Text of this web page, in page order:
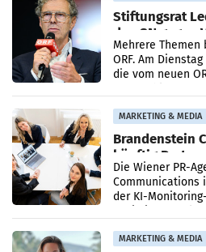
Stiftungsrat
den SN gegen
Mehrere
ORF. Am
die vom neuen
MARKETING & MEDIA
Brandenstein
künftig
Die Wiener PR-
Communications
der KI-
MARKETING & MEDIA